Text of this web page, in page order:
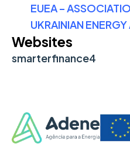
EUEA –
UKRAINIAN
Websites
smarterfinance4